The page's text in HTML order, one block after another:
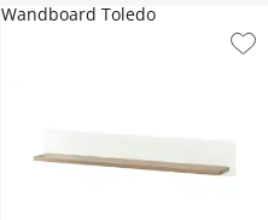
Wandboard Toledo